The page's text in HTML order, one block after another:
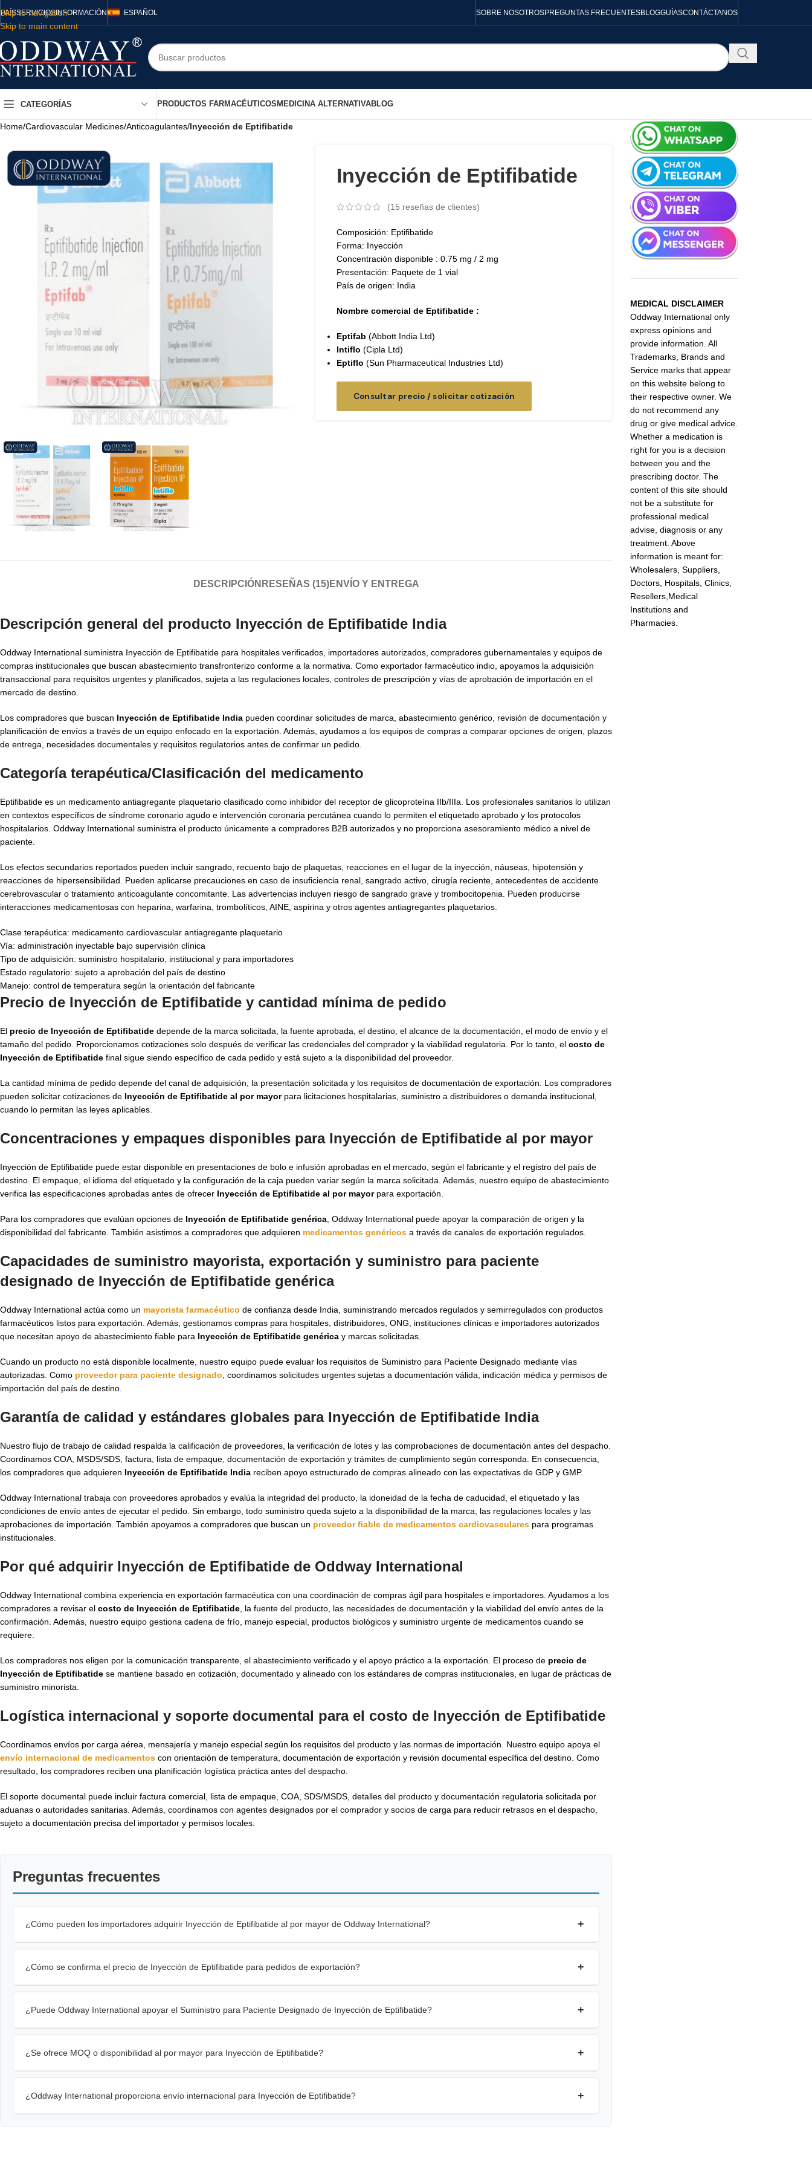
Skip to navigation
Skip to main content
PAÍSSERVICIOSINFORMACIÓN ESPAÑOL SOBRE NOSOTROSPREGUNTAS FRECUENTESBLOGGUÍASCONTÁCTANOS
CATEGORÍAS PRODUCTOS FARMACÉUTICOS MEDICINA ALTERNATIVABLOG
Home/Cardiovascular Medicines/Anticoagulantes/Inyección de Eptifibatide
Inyección de Eptifibatide
(15 reseñas de clientes)
Composición: Eptifibatide
Forma: Inyección
Concentración disponible : 0.75 mg / 2 mg
Presentación: Paquete de 1 vial
País de origen: India
Nombre comercial de Eptifibatide :
Eptifab (Abbott India Ltd)
Intiflo (Cipla Ltd)
Eptiflo (Sun Pharmaceutical Industries Ltd)
Consultar precio / solicitar cotización
DESCRIPCIÓN RESEÑAS (15)ENVÍO Y ENTREGA
Descripción general del producto Inyección de Eptifibatide India
Oddway International suministra Inyección de Eptifibatide para hospitales verificados, importadores autorizados, compradores gubernamentales y equipos de
compras institucionales que buscan abastecimiento transfronterizo conforme a la normativa. Como exportador farmacéutico indio, apoyamos la adquisición
transaccional para requisitos urgentes y planificados, sujeta a las regulaciones locales, controles de prescripción y vías de aprobación de importación en el
mercado de destino.
Los compradores que buscan Inyección de Eptifibatide India pueden coordinar solicitudes de marca, abastecimiento genérico, revisión de documentación y
planificación de envíos a través de un equipo enfocado en la exportación. Además, ayudamos a los equipos de compras a comparar opciones de origen, plazos
de entrega, necesidades documentales y requisitos regulatorios antes de confirmar un pedido.
Categoría terapéutica/Clasificación del medicamento
Eptifibatide es un medicamento antiagregante plaquetario clasificado como inhibidor del receptor de glicoproteína IIb/IIIa. Los profesionales sanitarios lo utilizan
en contextos específicos de síndrome coronario agudo e intervención coronaria percutánea cuando lo permiten el etiquetado aprobado y los protocolos
hospitalarios. Oddway International suministra el producto únicamente a compradores B2B autorizados y no proporciona asesoramiento médico a nivel de
paciente.
Los efectos secundarios reportados pueden incluir sangrado, recuento bajo de plaquetas, reacciones en el lugar de la inyección, náuseas, hipotensión y
reacciones de hipersensibilidad. Pueden aplicarse precauciones en caso de insuficiencia renal, sangrado activo, cirugía reciente, antecedentes de accidente
cerebrovascular o tratamiento anticoagulante concomitante. Las advertencias incluyen riesgo de sangrado grave y trombocitopenia. Pueden producirse
interacciones medicamentosas con heparina, warfarina, trombolíticos, AINE, aspirina y otros agentes antiagregantes plaquetarios.
Clase terapéutica: medicamento cardiovascular antiagregante plaquetario
Vía: administración inyectable bajo supervisión clínica
Tipo de adquisición: suministro hospitalario, institucional y para importadores
Estado regulatorio: sujeto a aprobación del país de destino
Manejo: control de temperatura según la orientación del fabricante
Precio de Inyección de Eptifibatide y cantidad mínima de pedido
El precio de Inyección de Eptifibatide depende de la marca solicitada, la fuente aprobada, el destino, el alcance de la documentación, el modo de envío y el
tamaño del pedido. Proporcionamos cotizaciones solo después de verificar las credenciales del comprador y la viabilidad regulatoria. Por lo tanto, el costo de
Inyección de Eptifibatide final sigue siendo específico de cada pedido y está sujeto a la disponibilidad del proveedor.
La cantidad mínima de pedido depende del canal de adquisición, la presentación solicitada y los requisitos de documentación de exportación. Los compradores
pueden solicitar cotizaciones de Inyección de Eptifibatide al por mayorpara licitaciones hospitalarias, suministro a distribuidores o demanda institucional,
cuando lo permitan las leyes aplicables.
Concentraciones y empaques disponibles para Inyección de Eptifibatide al por mayor
Inyección de Eptifibatide puede estar disponible en presentaciones de bolo e infusión aprobadas en el mercado, según el fabricante y el registro del país de
destino. El empaque, el idioma del etiquetado y la configuración de la caja pueden variar según la marca solicitada. Además, nuestro equipo de abastecimiento
verifica las especificaciones aprobadas antes de ofrecer Inyección de Eptifibatide al por mayorpara exportación.
Para los compradores que evalúan opciones de Inyección de Eptifibatide genérica , Oddway International puede apoyar la comparación de origen y la
disponibilidad del fabricante. También asistimos a compradores que adquieren medicamentos genéricos a través de canales de exportación regulados.
Capacidades de suministro mayorista, exportación y suministro para paciente
designado de Inyección de Eptifibatide genérica
Oddway International actúa como un mayorista farmacéutico de confianza desde India, suministrando mercados regulados y semirregulados con productos
farmacéuticos listos para exportación. Además, gestionamos compras para hospitales, distribuidores, ONG, instituciones clínicas e importadores autorizados
que necesitan apoyo de abastecimiento fiable para Inyección de Eptifibatide genérica y marcas solicitadas.
Cuando un producto no está disponible localmente, nuestro equipo puede evaluar los requisitos de Suministro para Paciente Designado mediante vías
autorizadas. Como proveedor para paciente designado , coordinamos solicitudes urgentes sujetas a documentación válida, indicación médica y permisos de
importación del país de destino.
Garantía de calidad y estándares globales para Inyección de Eptifibatide India
Nuestro flujo de trabajo de calidad respalda la calificación de proveedores, la verificación de lotes y las comprobaciones de documentación antes del despacho.
Coordinamos COA, MSDS/SDS, factura, lista de empaque, documentación de exportación y trámites de cumplimiento según corresponda. En consecuencia,
los compradores que adquieren Inyección de Eptifibatide India reciben apoyo estructurado de compras alineado con las expectativas de GDP y GMP.
Oddway International trabaja con proveedores aprobados y evalúa la integridad del producto, la idoneidad de la fecha de caducidad, el etiquetado y las
condiciones de envío antes de ejecutar el pedido. Sin embargo, todo suministro queda sujeto a la disponibilidad de la marca, las regulaciones locales y las
aprobaciones de importación. También apoyamos a compradores que buscan un proveedor fiable de medicamentos cardiovasculares para programas
institucionales.
Por qué adquirir Inyección de Eptifibatide de Oddway International
Oddway International combina experiencia en exportación farmacéutica con una coordinación de compras ágil para hospitales e importadores. Ayudamos a los
compradores a revisar el costo de Inyección de Eptifibatide , la fuente del producto, las necesidades de documentación y la viabilidad del envío antes de la
confirmación. Además, nuestro equipo gestiona cadena de frío, manejo especial, productos biológicos y suministro urgente de medicamentos cuando se
requiere.
Los compradores nos eligen por la comunicación transparente, el abastecimiento verificado y el apoyo práctico a la exportación. El proceso de precio de
Inyección de Eptifibatide se mantiene basado en cotización, documentado y alineado con los estándares de compras institucionales, en lugar de prácticas de
suministro minorista.
Logística internacional y soporte documental para el costo de Inyección de Eptifibatide
Coordinamos envíos por carga aérea, mensajería y manejo especial según los requisitos del producto y las normas de importación. Nuestro equipo apoya el
envío internacional de medicamentos con orientación de temperatura, documentación de exportación y revisión documental específica del destino. Como
resultado, los compradores reciben una planificación logística práctica antes del despacho.
El soporte documental puede incluir factura comercial, lista de empaque, COA, SDS/MSDS, detalles del producto y documentación regulatoria solicitada por
aduanas o autoridades sanitarias. Además, coordinamos con agentes designados por el comprador y socios de carga para reducir retrasos en el despacho,
sujeto a documentación precisa del importador y permisos locales.
Preguntas frecuentes
¿Cómo pueden los importadores adquirir Inyección de Eptifibatide al por mayor de Oddway International? +
¿Cómo se confirma el precio de Inyección de Eptifibatide para pedidos de exportación? +
¿Puede Oddway International apoyar el Suministro para Paciente Designado de Inyección de Eptifibatide? +
¿Se ofrece MOQ o disponibilidad al por mayor para Inyección de Eptifibatide? +
¿Oddway International proporciona envío internacional para Inyección de Eptifibatide? +
MEDICAL DISCLAIMER
Oddway International only
express opinions and
provide information. All
Trademarks, Brands and
Service marks that appear
on this website belong to
their respective owner. We
do not recommend any
drug or give medical advice.
Whether a medication is
right for you is a decision
between you and the
prescribing doctor. The
content of this site should
not be a substitute for
professional medical
advise, diagnosis or any
treatment. Above
information is meant for:
Wholesalers, Suppliers,
Doctors, Hospitals, Clinics,
Resellers,Medical
Institutions and
Pharmacies.